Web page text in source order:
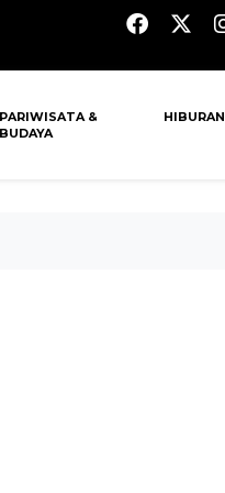
PARIWISATA &
BUDAYA
HIBURAN